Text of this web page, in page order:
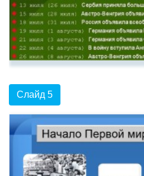
Слайд 5